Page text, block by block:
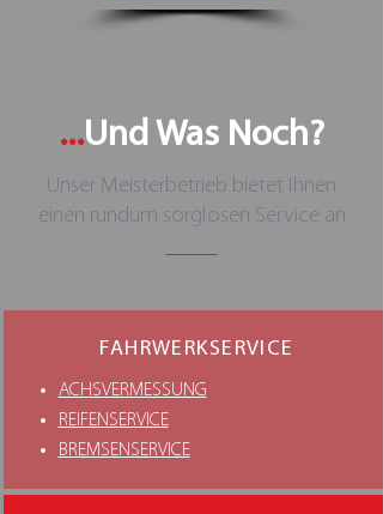
...Und Was Noch?
Unser Meisterbetrieb bietet Ihnen
einen rundum sorglosen Service an
FAHRWERKSERVICE
ACHSVERMESSUNG
REIFENSERVICE
BREMSENSERVICE